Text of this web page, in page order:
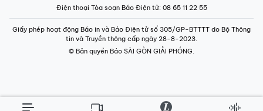
Điện thoại Tòa soạn Báo Điện tử: 08 65 11 22 55
Giấy phép hoạt động Báo in và Báo Điện tử số 305/GP-BTTTT do Bộ Thông
tin và Truyền thông cấp ngày 28-8-2023.
© Bản quyền Báo SÀI GÒN GIẢI PHÓNG.